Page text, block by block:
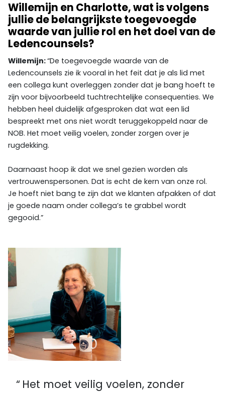
Willemijn en Charlotte, wat is volgens
jullie de belangrijkste toegevoegde
waarde van jullie rol en het doel van de
Ledencounsels?
Willemijn:“De toegevoegde waarde van de
Ledencounsels zie ik vooral in het feit dat je als lid met
een collega kunt overleggen zonder dat je bang hoeft te
zijn voor bijvoorbeeld tuchtrechtelijke consequenties. We
hebben heel duidelijk afgesproken dat wat een lid
bespreekt met ons niet wordt teruggekoppeld naar de
NOB. Het moet veilig voelen, zonder zorgen over je
rugdekking.
Daarnaast hoop ik dat we snel gezien worden als
vertrouwenspersonen. Dat is echt de kern van onze rol.
Je hoeft niet bang te zijn dat we klanten afpakken of dat
je goede naam onder collega’s te grabbel wordt
gegooid.”
Het moet veilig voelen, zonder